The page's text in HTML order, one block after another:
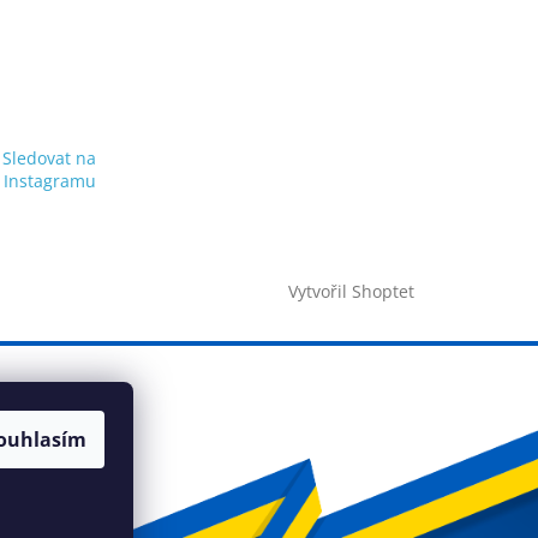
Sledovat na
Instagramu
Vytvořil Shoptet